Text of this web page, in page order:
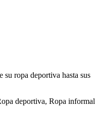
su ropa deportiva hasta sus
deportiva, Ropa informal